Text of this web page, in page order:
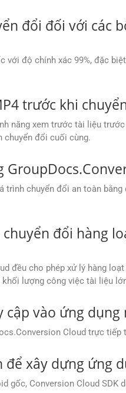
đổi đối với các
với độ chính xác 99%, đặc
trước khi
năng xem trước tài liệu
chuyển đổi cuối cùng.
trình chuyển đổi an toàn
đổi hàng
đều cho phép xử lý hàng
lượng công việc tài liệu
vào ứng
Cloud trực
để xây dựng ứng
gốc, Conversion Cloud